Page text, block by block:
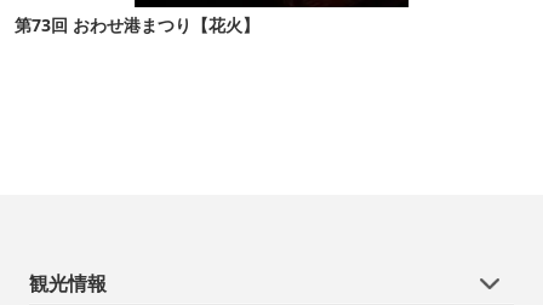
第73回 おわせ港まつり【花火】
観光情報